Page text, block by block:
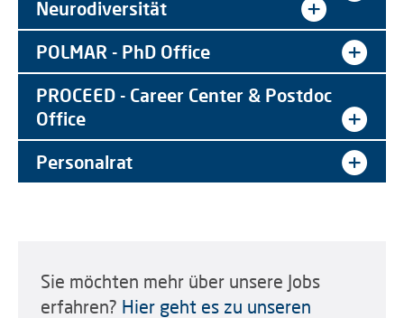
Neurodiversität
POLMAR - PhD Office
PROCEED - Career Center & Postdoc
Office
Personalrat
Sie möchten mehr über unsere Jobs
erfahren? Hier geht es zu unseren